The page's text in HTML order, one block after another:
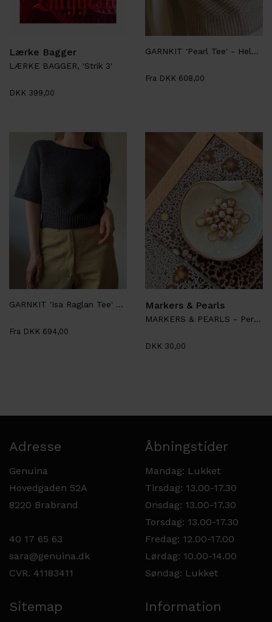
Lærke Bagger
LÆRKE BAGGER, 'Strik 3'
DKK 399,00
GARNKIT 'Pearl Tee' - Helga Isager
Fra DKK 608,00
GARNKIT 'Isa Raglan Tee' - Aegyoknit
Fra DKK 694,00
Markers & Pearls
MARKERS & PEARLS - Perlemarkør, Porcelæn
DKK 30,00
Adresse
Genuina
Hovedgaden 52A
8220 Brabrand
40 17 65 63
sara@genuina.dk
CVR. 41183411
Åbningstider
Mandag: Lukket
Tirsdag: 13.00-17.30
Onsdag: 13.00-17.30
Torsdag: 13.00-17.30
Fredag: 12.00-17.00
Lørdag: 10.00-14.00
Søndag: Lukket
Sitemap Information